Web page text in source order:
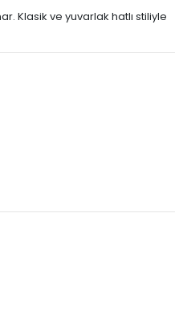
Klasik ve yuvarlak hatlı stiliyle